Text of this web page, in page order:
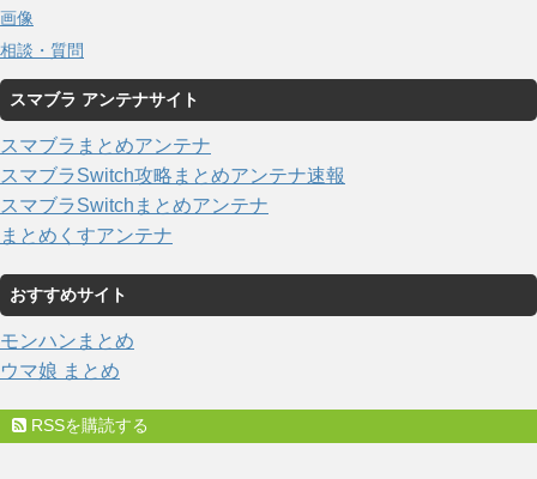
画像
相談・質問
スマブラ アンテナサイト
スマブラまとめアンテナ
スマブラSwitch攻略まとめアンテナ速報
スマブラSwitchまとめアンテナ
まとめくすアンテナ
おすすめサイト
モンハンまとめ
ウマ娘 まとめ
RSSを購読する